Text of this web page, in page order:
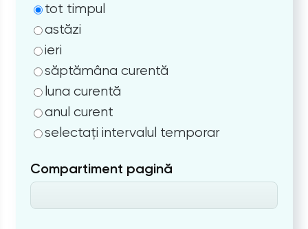
tot timpul
astăzi
ieri
săptămâna curentă
luna curentă
anul curent
selectați intervalul temporar
Compartiment pagină